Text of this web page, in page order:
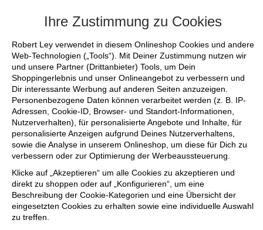
Ihre Zustimmung zu Cookies
Robert Ley verwendet in diesem Onlineshop Cookies und andere
Web-Technologien („Tools“). Mit Deiner Zustimmung nutzen wir
und unsere Partner (Drittanbieter) Tools, um Dein
Shoppingerlebnis und unser Onlineangebot zu verbessern und
Dir interessante Werbung auf anderen Seiten anzuzeigen.
Personenbezogene Daten können verarbeitet werden (z. B. IP-
Adressen, Cookie-ID, Browser- und Standort-Informationen,
Nutzerverhalten), für personalisierte Angebote und Inhalte, für
personalisierte Anzeigen aufgrund Deines Nutzerverhaltens,
sowie die Analyse in unserem Onlineshop, um diese für Dich zu
verbessern oder zur Optimierung der Werbeaussteuerung.
Klicke auf „Akzeptieren“ um alle Cookies zu akzeptieren und
direkt zu shoppen oder auf „Konfigurieren“, um eine
Beschreibung der Cookie-Kategorien und eine Übersicht der
eingesetzten Cookies zu erhalten sowie eine individuelle Auswahl
zu treffen.